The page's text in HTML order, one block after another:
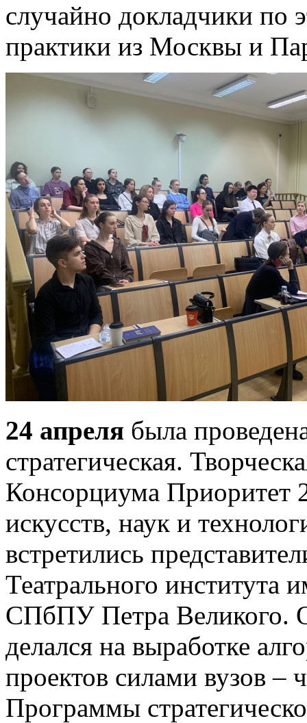
случайно докладчики по
практики из Москвы и
24 апреля была
стратегическая.
Консорциума Приоритет
искусств, наук и
встретились
Театрального
СПбПУ Петра Великого.
делался на выработке
проектов силами вузов –
Программы